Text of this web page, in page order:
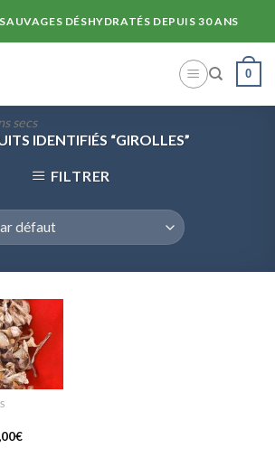
DÉSHYDRATÉS DEPUIS 30 ANS
secs
0
IDENTIFIÉS “GIROLLES”
FILTRER
€